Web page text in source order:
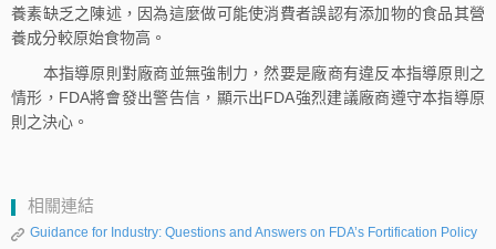
養素缺乏之陳述，因為這麼做可能使消費者誤認有添加物的食品其營
養成分較原始食物高。
本指導原則對廠商並無強制力，然要是廠商有違反本指導原則之
情形，FDA將會發出警告信，顯示出FDA強烈建議廠商遵守本指導原
則之決心。
相關連結
Guidance for Industry: Questions and Answers on FDA’s Fortification Policy